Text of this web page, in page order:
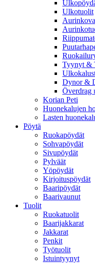
Ulkotuolit
Tyynyt &
Dynor &
Överdrag
Korian Peti
Huonekalujen
Lasten
Pöytä
Ruokapöydät
Sohvapöydät
Sivupöydät
Pylväät
Yöpöydät
Kirjoituspöydät
Baaripöydät
Baarivaunut
Tuolit
Ruokatuolit
Baarijakkarat
Jakkarat
Penkit
Työtuolit
Istuintyynyt